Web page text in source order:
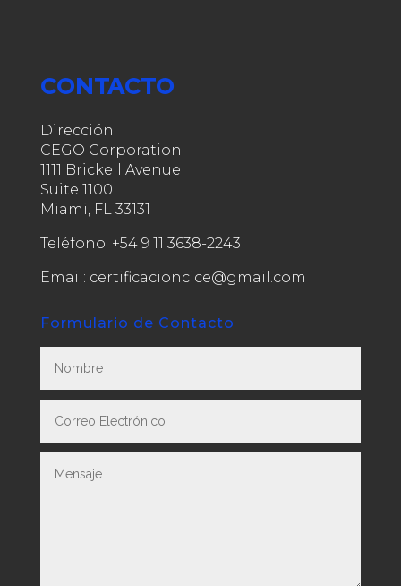
CONTACTO
Dirección:
CEGO Corporation
1111 Brickell Avenue
Suite 1100
Miami, FL 33131
Teléfono: +54 9 11 3638-2243
Email: certificacioncice@gmail.com
Formulario de Contacto